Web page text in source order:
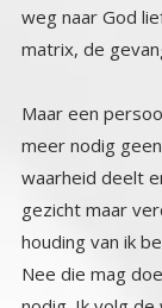
matrix, de
Maar een
meer nodig
waarheid deelt
gezicht maar
houding van ik
Nee die mag
nodig. Ik volg